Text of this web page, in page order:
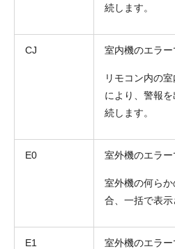
続します。
CJ 室内機のエラー
リモコン内の
により、警報
続します。
E0 室外機のエラー
室外機の何ら
合、一括で表示
E1 室外機のエラー